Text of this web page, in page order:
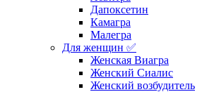
Дапоксетин
Камагра
Малегра
Для женщин ✅
Женская Виагра
Женский Сиалис
Женский возбудитель